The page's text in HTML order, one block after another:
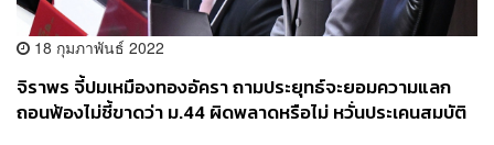
18 กุมภาพันธ์ 2022
จิราพร จี้ปมเหมืองทองอัครา ถามประยุทธ์จะยอมความแลก
ถอนฟ้องไม่ชี้ขาดว่า ม.44 ผิดพลาดหรือไม่ หวั่นประเคนสมบัติ